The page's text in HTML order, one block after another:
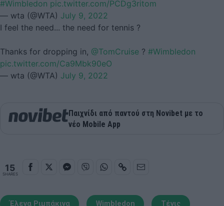
#Wimbledon pic.twitter.com/PCDg3ritom
— wta (@WTA) July 9, 2022
I feel the need... the need for tennis ?
Thanks for dropping in, @TomCruise ? #Wimbledon
pic.twitter.com/Ca9Mbk90eO
— wta (@WTA) July 9, 2022
Παιχνίδι από παντού στη Novibet με το
νέο Mobile App
15
SHARES
Έλενα Ριμπάκινα Wimbledon Τένις